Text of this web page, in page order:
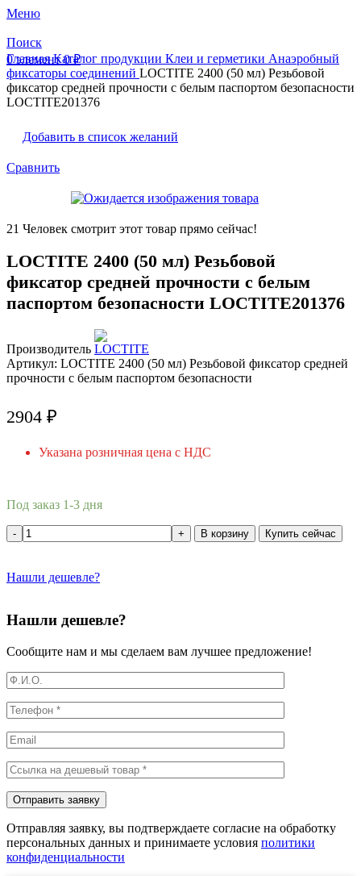
Меню
Поиск
0элемент 0₽
ГлавнаяКаталог продукции Клеи и герметики Анаэробный
фиксаторы соединений LOCTITE 2400 (50 мл) Резьбовой
фиксатор средней прочности с белым паспортом безопасности
LOCTITE201376
Добавить в список желаний
Сравнить
21 Человек смотрит этот товар прямо сейчас!
LOCTITE 2400 (50 мл) Резьбовой
фиксатор средней прочности с белым
паспортом безопасности LOCTITE201376
Производитель
Артикул: LOCTITE 2400 (50 мл) Резьбовой фиксатор средней
прочности с белым паспортом безопасности
2904 ₽
Указана розничная цена с НДС
Под заказ 1-3 дня
В корзину Купить сейчас
Нашли дешевле?
Нашли дешевле?
Сообщите нам и мы сделаем вам лучшее предложение!
Отправляя заявку, вы подтверждаете согласие на обработку
персональных данных и принимаете условия политики
конфиденциальности